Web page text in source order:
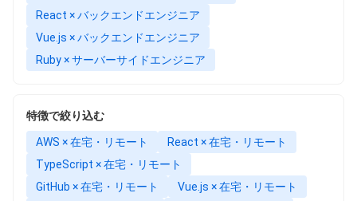
React × バックエンドエンジニア
Vue.js × バックエンドエンジニア
Ruby × サーバーサイドエンジニア
特徴で絞り込む
AWS × 在宅・リモート
React × 在宅・リモート
TypeScript × 在宅・リモート
GitHub × 在宅・リモート
Vue.js × 在宅・リモート